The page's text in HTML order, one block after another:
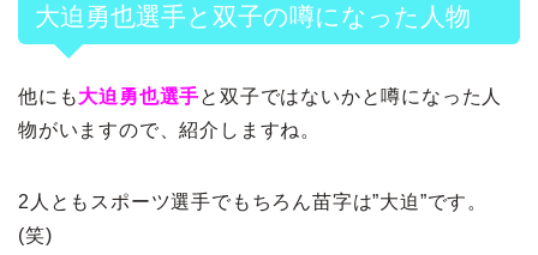
大迫勇也選手と双子の噂になった人物
他にも大迫勇也選手と双子ではないかと噂になった人
物がいますので、紹介しますね。
2人ともスポーツ選手でもちろん苗字は”大迫”です。
(笑)